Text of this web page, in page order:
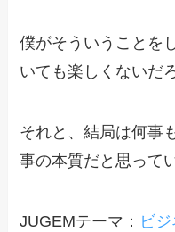
僕がそういうことを
いても楽しくないだ
それと、結局は何事
事の本質だと思って
JUGEMテーマ： ビ